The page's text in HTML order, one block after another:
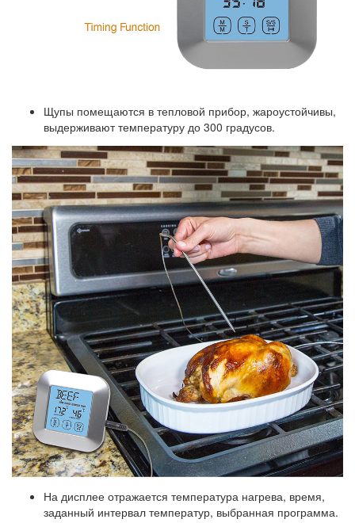
Щупы помещаются в тепловой прибор, жароустойчивы,
выдерживают температуру до 300 градусов.
На дисплее отражается температура нагрева, время,
заданный интервал температур, выбранная программа.